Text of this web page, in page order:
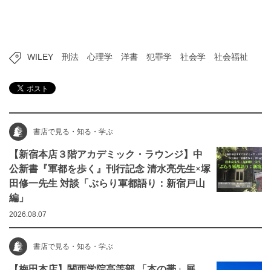
WILEY 刑法 心理学 洋書 犯罪学 社会学 社会福祉
書店で見る・知る・学ぶ
【新宿本店３階アカデミック・ラウンジ】中
公新書『軍都を歩く』刊行記念 清水亮先生×塚
田修一先生 対談「ぶらり軍都語り：新宿戸山
編」
2026.08.07
書店で見る・知る・学ぶ